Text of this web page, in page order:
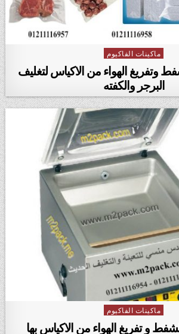
Posted in
ماكينات الفاكيوم
وتفريغ الهواء من الاكياس لتغليف
البرجر والكفته
Posted in
ماكينات الفاكيوم
و تفريغ الهواء من الاكياس بها